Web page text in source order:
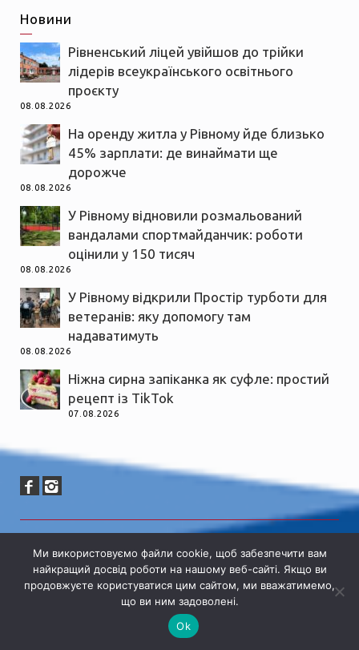
Новини
Рівненський ліцей увійшов до трійки
лідерів всеукраїнського освітнього
проєкту
08.08.2026
На оренду житла у Рівному йде близько
45% зарплати: де винаймати ще
дорожче
08.08.2026
У Рівному відновили розмальований
вандалами спортмайданчик: роботи
оцінили у 150 тисяч
08.08.2026
У Рівному відкрили Простір турботи для
ветеранів: яку допомогу там
надаватимуть
08.08.2026
Ніжна сирна запіканка як суфле: простий
рецепт із TikTok
07.08.2026
вул. Шкільна, 2, м. Рівне, 33028
svetlana.omelchuk@gmail.com
Ми використовуємо файли cookie, щоб забезпечити вам
найкращий досвід роботи на нашому веб-сайті. Якщо ви
продовжуєте користуватися цим сайтом, ми вважатимемо,
що ви ним задоволені.
Ok